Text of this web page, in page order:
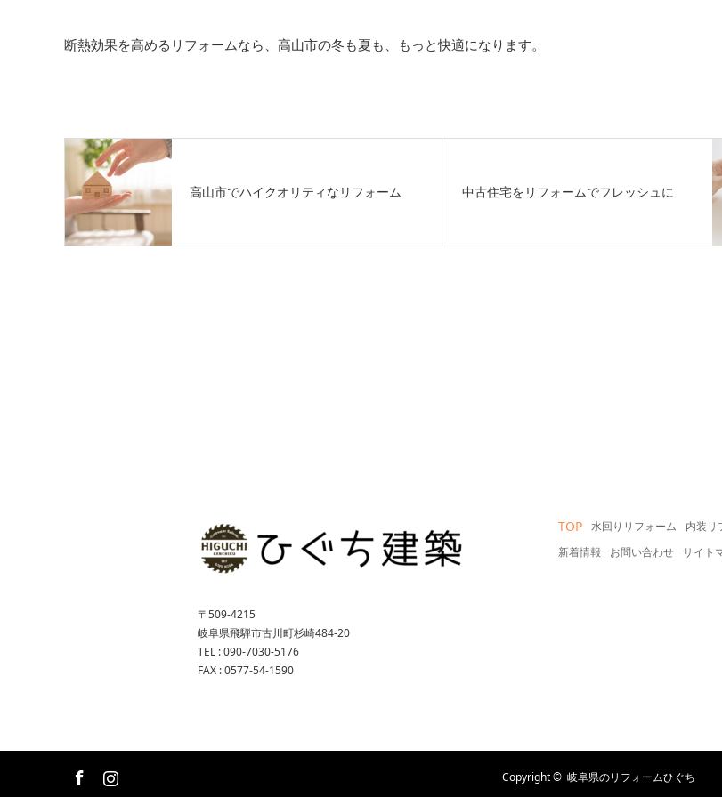
断熱効果を高めるリフォームなら、高山市の冬も夏も、もっと快適になります。
高山市でハイクオリティなリフォーム 中古住宅をリフォームでフレッシュに
TOP 水回りリフォーム 内装リ
新着情報
お問い合わせ サイト
〒509-4215
岐阜県飛騨市古川町杉崎484-20
TEL : 090-7030-5176
FAX : 0577-54-1590
Copyright © 岐阜県のリフォームひぐち